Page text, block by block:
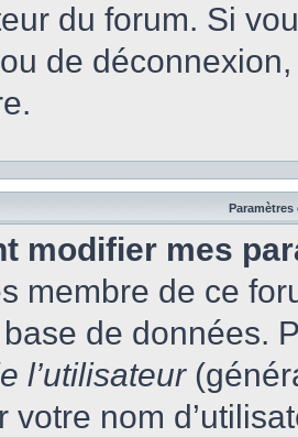
du forum. Si
de
Paramètres
modifier mes
membre de ce
de données.
l’utilisateur
votre nom